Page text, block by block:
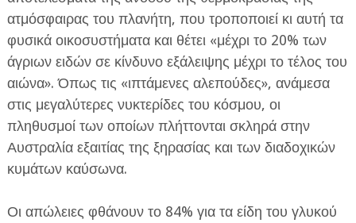
ατμόσφαιρας του πλανήτη, που τροποποιεί κι αυτή τα
φυσικά οικοσυστήματα και θέτει «μέχρι το 20% των
άγριων ειδών σε κίνδυνο εξάλειψης μέχρι το τέλος του
αιώνα». Όπως τις «ιπτάμενες αλεπούδες», ανάμεσα
στις μεγαλύτερες νυκτερίδες του κόσμου, οι
πληθυσμοί των οποίων πλήττονται σκληρά στην
Αυστραλία εξαιτίας της ξηρασίας και των διαδοχικών
κυμάτων καύσωνα.
Οι απώλειες φθάνουν το 84% για τα είδη του γλυκού